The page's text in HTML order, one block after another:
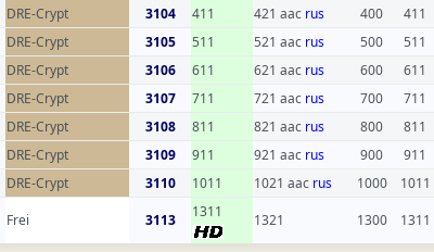
DRE-Crypt 3104 411 421 aac rus 400 411
DRE-Crypt 3105 511 521 aac rus 500 511
DRE-Crypt 3106 611 621 aac rus 600 611
DRE-Crypt 3107 711 721 aac rus 700 711
DRE-Crypt 3108 811 821 aac rus 800 811
DRE-Crypt 3109 911 921 aac rus 900 911
DRE-Crypt 3110 1011 1021 aac rus 1000 1011
Frei 3113 1311 1321 1300 1311